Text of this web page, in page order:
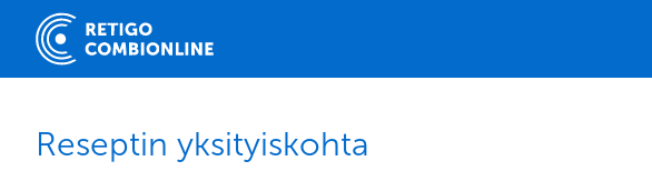
Reseptin yksityiskohta